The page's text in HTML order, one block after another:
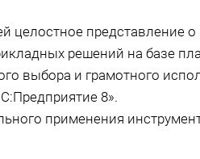
целостное представление о
решений на базе
выбора и грамотного
8».
применения